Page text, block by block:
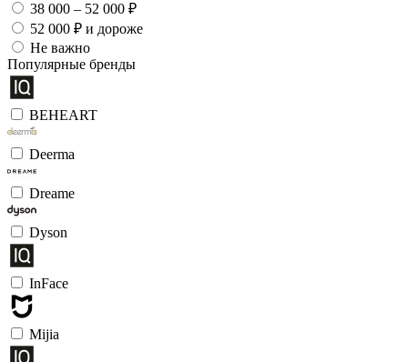
38 000 – 52 000 ₽
52 000 ₽ и дороже
Не важно
Популярные бренды
BEHEART
Deerma
Dreame
Dyson
InFace
Mijia